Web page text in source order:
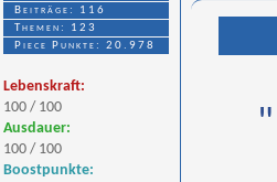
Beiträge: 116
Themen: 123
Piece Punkte: 20.978
Lebenskraft:
100 / 100
Ausdauer:
100 / 100
Boostpunkte: